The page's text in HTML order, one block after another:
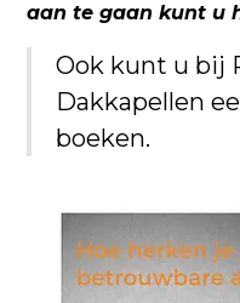
aan te gaan kunt u
Ook kunt u bij
Dakkapellen
boeken.